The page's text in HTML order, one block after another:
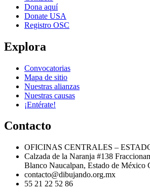
Dona aquí
Donate USA
Registro OSC
Explora
Convocatorias
Mapa de sitio
Nuestras alianzas
Nuestras causas
¡Entérate!
Contacto
OFICINAS CENTRALES –
Calzada de la Naranja #138
Blanco Naucalpan, Estado de México
contacto@dibujando.org.mx
55 21 22 52 86